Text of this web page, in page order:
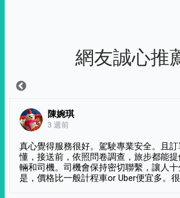
網友誠心推
陳婉琪
3 週前
真心覺得服務很好。駕駛專業安全。且
懂，接送前，依照問卷調查，旅步都能
輛和司機。司機會保持密切聯繫，讓人
是，價格比一般計程車or Uber便宜多。